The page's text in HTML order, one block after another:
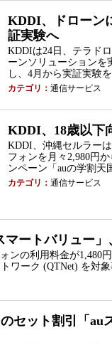
KDDI、ドローン
証実験へ
KDDIは24日、テラド
ーンソリューションを
し、4月から実証実験
カテゴリ： 通信サービス
KDDI、18歳以下
KDDI、沖縄セルラー
フォンを月々2,980円
ンペーン「auの学割天
カテゴリ： 通信サービス
マートバリュー
ンの利用料金が1,480
ワーク (QTNet) を対
セット割引「au